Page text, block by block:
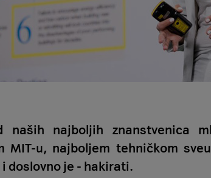
naših najboljih znanstvenica
MIT-u, najboljem tehničkom
doslovno je - hakirati.